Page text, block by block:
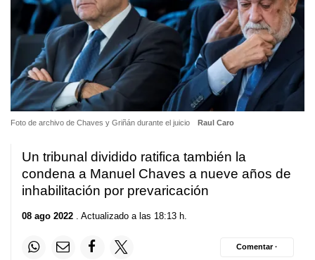
Foto de archivo de Chaves y Griñán durante el juicio Raul Caro
Un tribunal dividido ratifica también la
condena a Manuel Chaves a nueve años de
inhabilitación por prevaricación
08 ago 2022 . Actualizado a las 18:13 h.
Comentar ·